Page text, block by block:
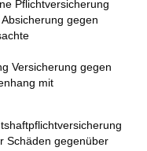
Pflichtversicherung
gegen
Versicherung gegen
mit
Schäden gegenüber